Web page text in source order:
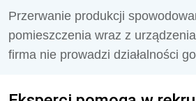
Przerwanie produkcji
pomieszczenia wraz z
firma nie prowadzi działalności